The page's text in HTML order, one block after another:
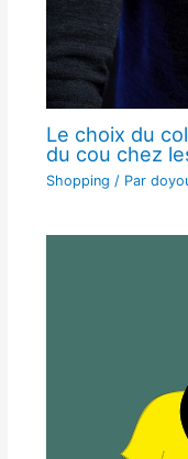
Le choix du
du cou chez
Shopping / Par